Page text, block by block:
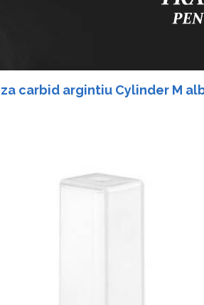
carbid argintiu Cylinder M